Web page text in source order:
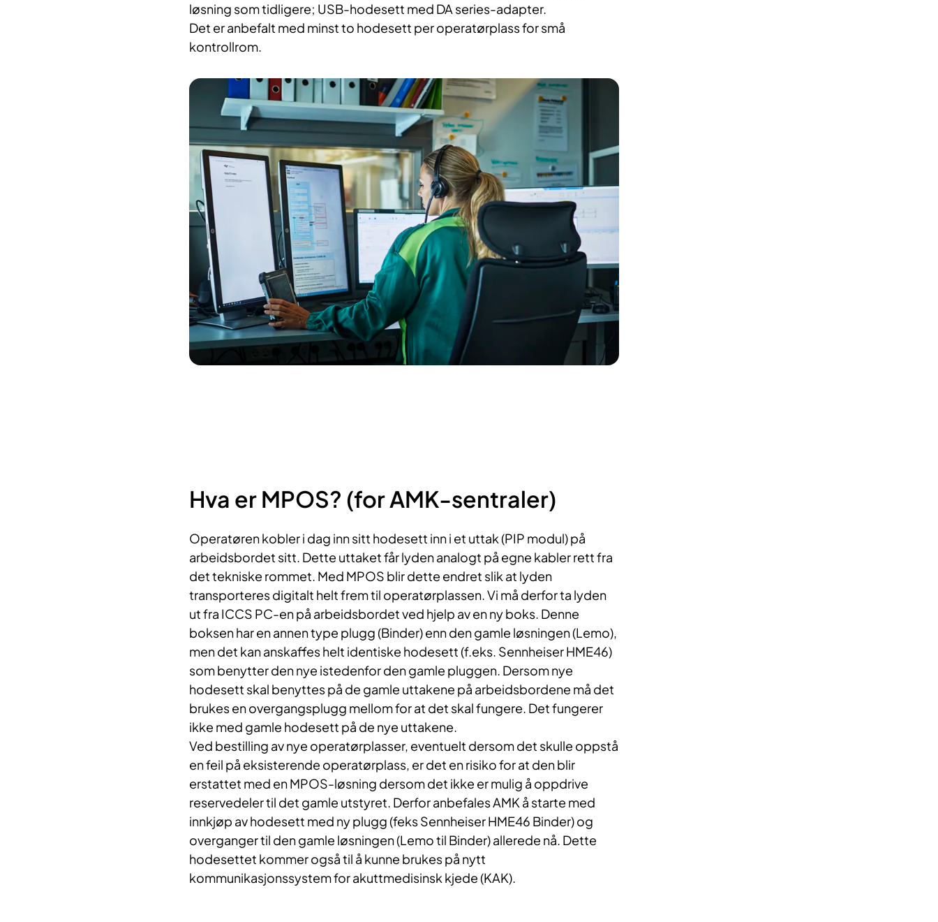
løsning som tidligere; USB-hodesett med DA series-adapter. ​
Det er anbefalt med minst to hodesett per operatørplass for små
kontrollrom.
Hva er MPOS? (for AMK-sentraler)
Operatøren kobler i dag inn sitt hodesett inn i et uttak (PIP modul) på
arbeidsbordet sitt. Dette uttaket får lyden analogt på egne kabler rett fra
det tekniske rommet. Med MPOS blir dette endret slik at lyden
transporteres digitalt helt frem til operatørplassen. Vi må derfor ta lyden
ut fra ICCS PC-en på arbeidsbordet ved hjelp av en ny boks. Denne
boksen har en annen type plugg (Binder) enn den gamle løsningen (Lemo),
men det kan anskaffes helt identiske hodesett (f.eks. Sennheiser HME46)
som benytter den nye istedenfor den gamle pluggen. Dersom nye
hodesett skal benyttes på de gamle uttakene på arbeidsbordene må det
brukes en overgangsplugg mellom for at det skal fungere. Det fungerer
ikke med gamle hodesett på de nye uttakene.​
Ved bestilling av nye operatørplasser, eventuelt dersom det skulle oppstå
en feil på eksisterende operatørplass, er det en risiko for at den blir
erstattet med en MPOS-løsning dersom det ikke er mulig å oppdrive
reservedeler til det gamle utstyret. Derfor anbefales AMK å starte med
innkjøp av hodesett med ny plugg (feks Sennheiser HME46 Binder) og
overganger til den gamle løsningen (Lemo til Binder) allerede nå. Dette
hodesettet kommer også til å kunne brukes på nytt
kommunikasjonssystem for akuttmedisinsk kjede (KAK).